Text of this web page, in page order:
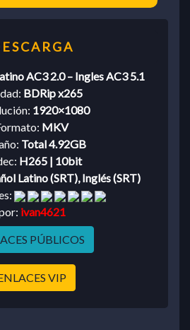
AC3 2.0 – Ingles AC3 5.1
BDRip x265
1920×1080
MKV
Total 4.92GB
H265 | 10bit
Latino (SRT), Inglés (SRT)
ivan4621
PÚBLICOS
VIP